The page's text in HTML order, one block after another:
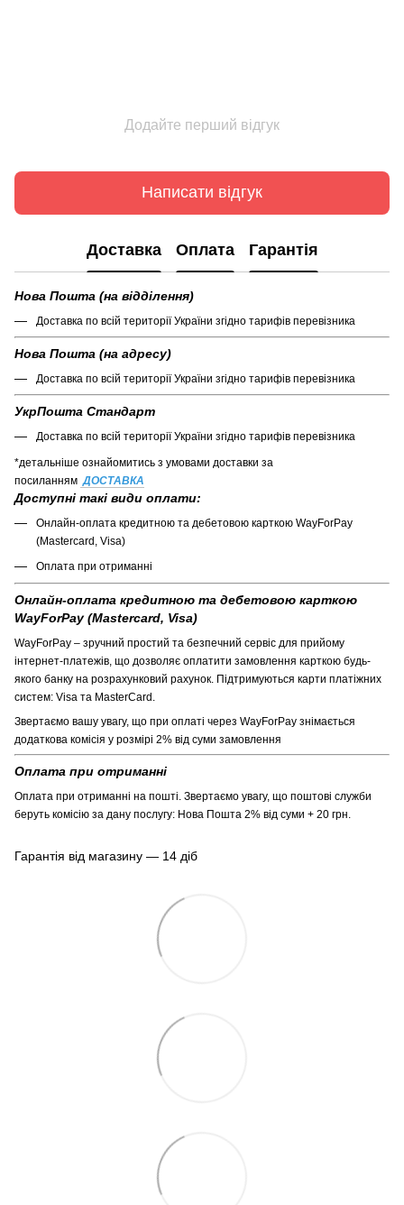
Додайте перший відгук
Написати відгук
Доставка Оплата Гарантія
Нова Пошта (на відділення)
Доставка по всій території України згідно тарифів перевізника
Нова Пошта (на адресу)
Доставка по всій території України згідно тарифів перевізника
УкрПошта Стандарт
Доставка по всій території України згідно тарифів перевізника
*детальніше ознайомитись з умовами доставки за
посиланням ДОСТАВКА
Доступні такі види оплати:
Онлайн-оплата кредитною та дебетовою карткою WayForPay
(Mastercard, Visa)
Оплата при отриманні
Онлайн-оплата кредитною та дебетовою карткою
WayForPay (Mastercard, Visa)
WayForPay – зручний простий та безпечний сервіс для прийому
інтернет-платежів, що дозволяє оплатити замовлення карткою будь-
якого банку на розрахунковий рахунок. Підтримуються карти платіжних
систем: Visa та MasterCard.
Звертаємо вашу увагу, що при оплаті через WayForPay знімається
додаткова комісія у розмірі 2% від суми замовлення
Оплата при отриманні
Оплата при отриманні на пошті. Звертаємо увагу, що поштові служби
беруть комісію за дану послугу: Нова Пошта 2% від суми + 20 грн.
Гарантія від магазину — 14 діб